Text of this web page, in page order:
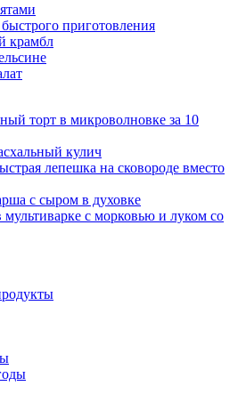
приготовления
крамбл
торт в микроволновке за 10
кулич
лепешка на сковороде вместо
с сыром в духовке
с морковью и луком со